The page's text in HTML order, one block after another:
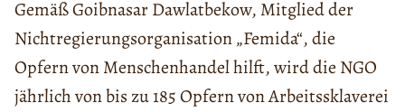
Gemäß Goibnasar Dawlatbekow, Mitglied der
Nichtregierungsorganisation „Femida“, die
Opfern von Menschenhandel hilft, wird die NGO
jährlich von bis zu 185 Opfern von Arbeitssklaverei